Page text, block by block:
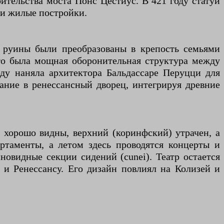
жилые постройки.
были преобразованы в крепость семьями
была мощная оборонительная структура между
наняла архитектора Бальдассаре Перуцци для
в ренессансный дворец, интегрируя древние
видны, верхний (коринфский) утрачен, а
а летом здесь проводятся концерты и
секции сидений (cunei). Театр остается
Ренессансу. Его дизайн повлиял на Колизей и